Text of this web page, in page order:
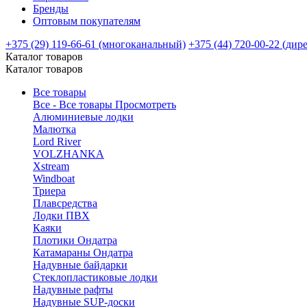
Бренды
Оптовым покупателям
+375 (29) 119-66-61 (многоканальный) +375 (44) 720-00-22
Каталог товаров
Каталог товаров
Все товары
Все - Все товары Просмотреть
Алюминиевые лодки
Малютка
Lord River
VOLZHANKA
Xstream
Windboat
Триера
Плавсредства
Лодки ПВХ
Каяки
Плотики Ондатра
Катамараны Ондатра
Надувные байдарки
Стеклопластиковые лодки
Надувные рафты
Надувные SUP-доски